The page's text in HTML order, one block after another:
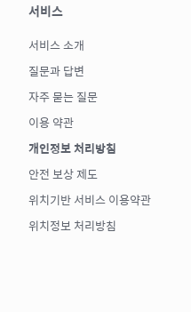
서비스
서비스 소개
질문과 답변
자주 묻는 질문
이용 약관
개인정보 처리방침
안전 보상 제도
위치기반 서비스 이용약관
위치정보 처리방침